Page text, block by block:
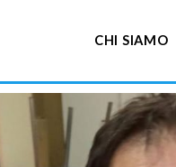
CHI SIAMO